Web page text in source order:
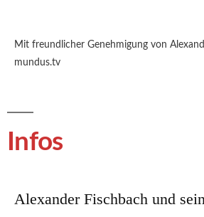
Mit freundlicher Genehmigung von
mundus.tv
Infos
Alexander Fischbach und